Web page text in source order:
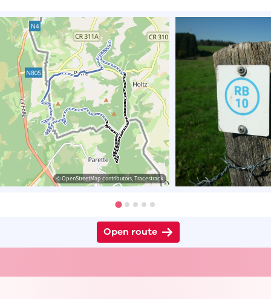
© OpenStreetMap contributors, Tracestrack
Open route